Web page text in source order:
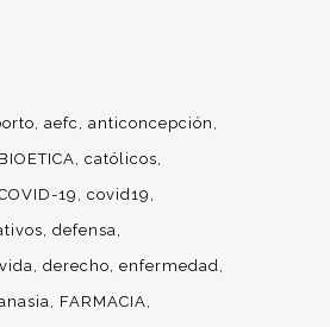
aefc
anticoncepción
BIOETICA católicos
19
covid19
defensa
derecho enfermedad
FARMACIA